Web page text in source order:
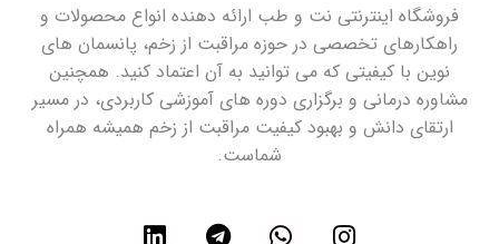
فروشگاه اینترنتی نت و طب ارائه دهنده انواع محصولات و
راهکارهای تخصصی در حوزه مراقبت از زخم، پانسمان های
نوین با کیفیتی که می توانید به آن اعتماد کنید. همچنین
مشاوره درمانی و برگزاری دوره های آموزشی کاربردی، در مسیر
ارتقای دانش و بهبود کیفیت مراقبت از زخم همیشه همراه
شماست.